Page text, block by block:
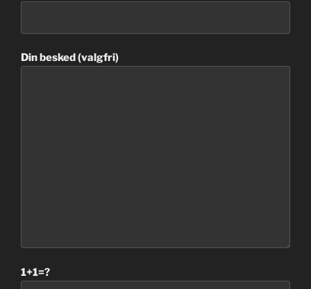
Din besked (valgfri)
1+1=?